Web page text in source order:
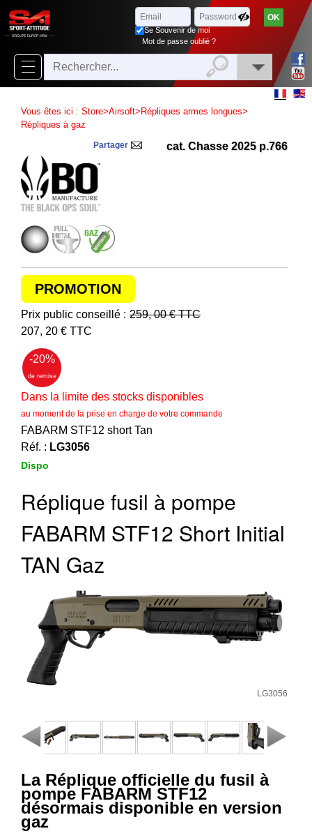
Parcourir
Nouveautés
Packs
ventes
Airsoft ‣
Paintball‣
Comprimé
‣
&
Défense
‣
Accueil
Marques
Téléchargements
C.G.V.
Mon
compte
accueil
Consulter
listes de
favoris
Consulter
mon
panier
nouveau
Modifiez
paramètres
de compte
Commandes
xFermer
Se Souvenir de moi
Mot de passe oublié ?
Vous êtes ici : Store>Airsoft> Répliques armes longues>
Répliques à gaz
cat. Chasse 2025 p.766
Partager
PROMOTION
Prix public conseillé : 259, 00€ TTC
207, 20 € TTC
-20%
de remise
Dans la limite des stocks disponibles
au moment de la prise en charge de votre commande
FABARM STF12 short Tan
Réf. : LG3056
Dispo
Réplique fusil à pompe
FABARM STF12 Short Initial
TAN Gaz
LG3056
La Réplique officielle du fusil à
pompe FABARM STF12
désormais disponible en version
gaz